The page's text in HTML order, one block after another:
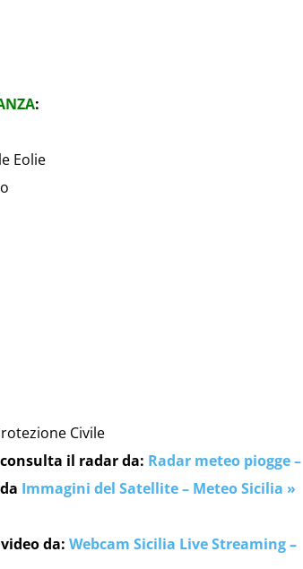
:
Eolie
Civile
il radar da: Radar meteo piogge –
Immagini del Satellite – Meteo Sicilia »
da: Webcam Sicilia Live Streaming –